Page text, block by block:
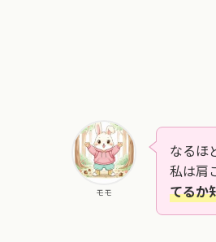
モモ
なるほ
私は肩
てるか